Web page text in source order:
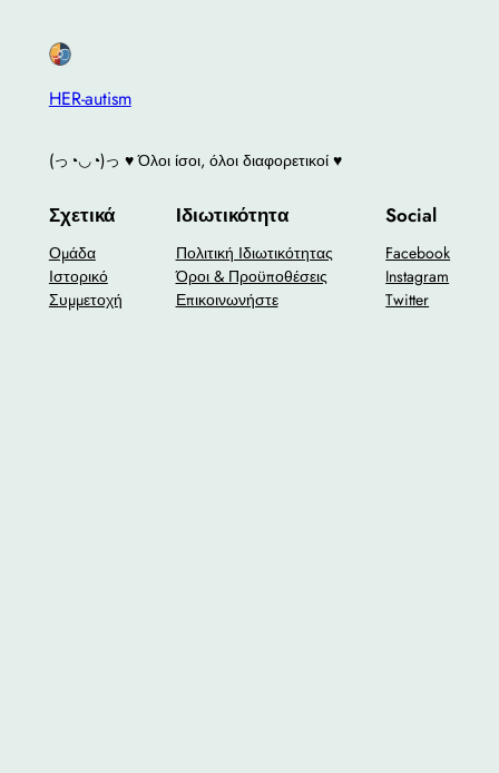
HER-autism
(っ◔◡◔)っ ♥ Όλοι ίσοι, όλοι διαφορετικοί ♥
Σχετικά
Ομάδα
Ιστορικό
Συμμετοχή
Ιδιωτικότητα
Πολιτική Ιδιωτικότητας
Όροι & Προϋποθέσεις
Επικοινωνήστε
Social
Facebook
Instagram
Twitter